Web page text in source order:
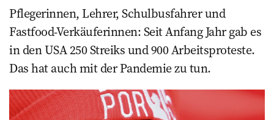
Pflegerinnen, Lehrer, ­Schulbusfahrer und
Fastfood-Verkäuferinnen: Seit Anfang Jahr gab es
in den USA 250 Streiks und 900 Arbeitsproteste.
Das hat auch mit der Pandemie zu tun.